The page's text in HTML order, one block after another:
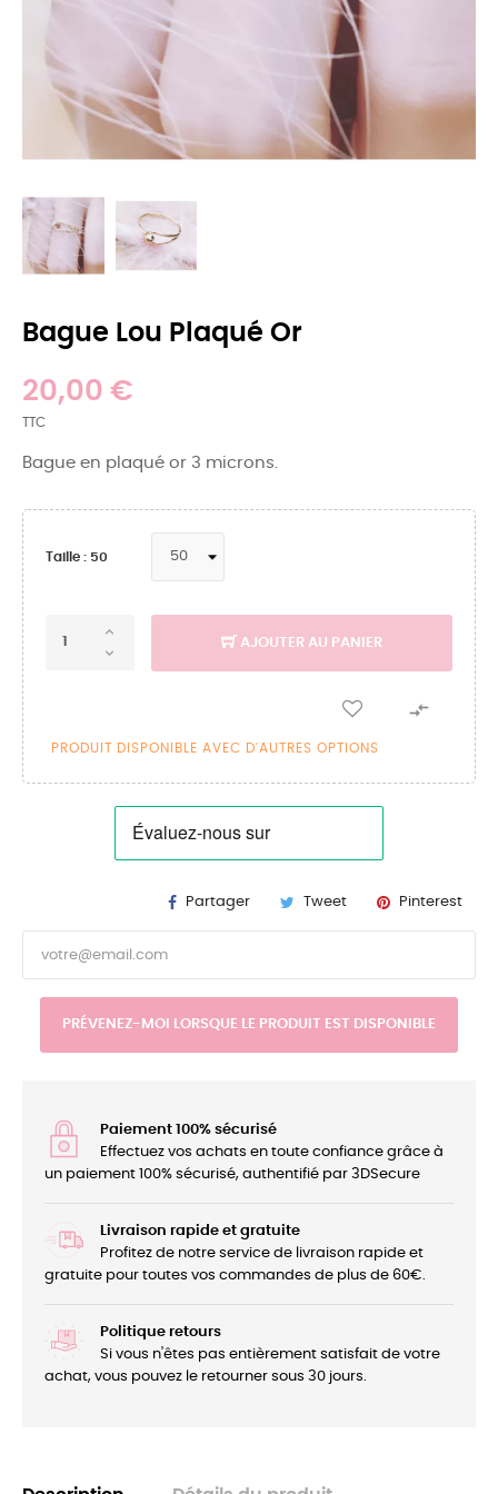
Bague Lou Plaqué Or
20,00 €
TTC
Bague en plaqué or 3 microns.
Taille : 50
AJOUTER AU PANIER

PRODUIT DISPONIBLE AVEC D'AUTRES OPTIONS
Partager Tweet Pinterest
PRÉVENEZ-MOI LORSQUE LE PRODUIT EST DISPONIBLE
Paiement 100% sécurisé
Effectuez vos achats en toute confiance grâce à
un paiement 100% sécurisé, authentifié par 3DSecure
Livraison rapide et gratuite
Profitez de notre service de livraison rapide et
gratuite pour toutes vos commandes de plus de 60€.
Politique retours
Si vous n'êtes pas entièrement satisfait de votre
achat, vous pouvez le retourner sous 30 jours.